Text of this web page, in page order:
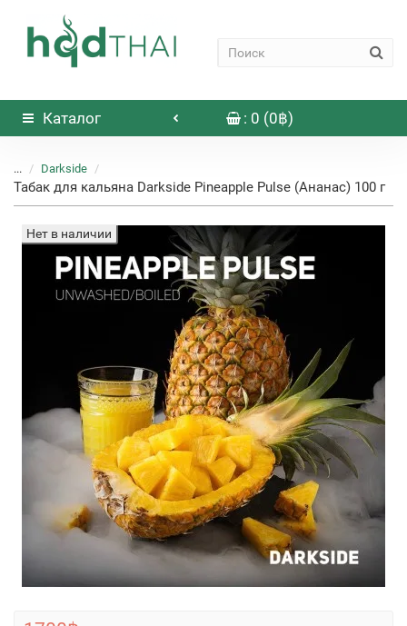
Каталог : 0 (0฿)
... Darkside
Табак для кальяна Darkside Pineapple Pulse (Ананас) 100 г
Нет в наличии